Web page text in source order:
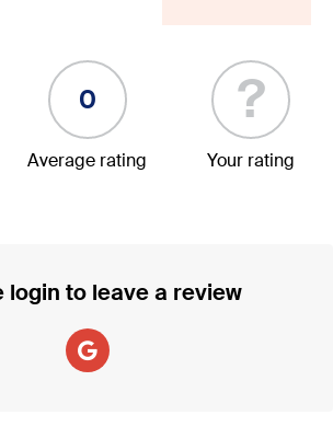
0
Average rating
?
Your rating
login to leave a review